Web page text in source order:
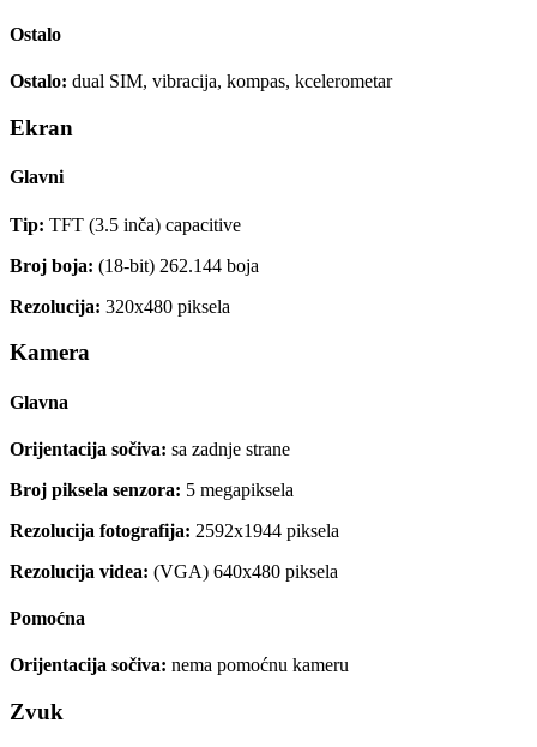
Ostalo
Ostalo: dual SIM, vibracija, kompas, kcelerometar
Ekran
Glavni
Tip: TFT (3.5 inča) capacitive
Broj boja: (18-bit) 262.144 boja
Rezolucija: 320x480 piksela
Kamera
Glavna
Orijentacija sočiva: sa zadnje strane
Broj piksela senzora: 5 megapiksela
Rezolucija fotografija: 2592x1944 piksela
Rezolucija videa: (VGA) 640x480 piksela
Pomoćna
Orijentacija sočiva: nema pomoćnu kameru
Zvuk